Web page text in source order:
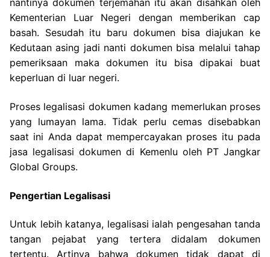
nantinya dokumen terjemahan itu akan disahkan oleh
Kementerian Luar Negeri dengan memberikan cap
basah. Sesudah itu baru dokumen bisa diajukan ke
Kedutaan asing jadi nanti dokumen bisa melalui tahap
pemeriksaan maka dokumen itu bisa dipakai buat
keperluan di luar negeri.
Proses legalisasi dokumen kadang memerlukan proses
yang lumayan lama. Tidak perlu cemas disebabkan
saat ini Anda dapat mempercayakan proses itu pada
jasa legalisasi dokumen di Kemenlu oleh PT Jangkar
Global Groups.
Pengertian Legalisasi
Untuk lebih katanya, legalisasi ialah pengesahan tanda
tangan pejabat yang tertera didalam dokumen
tertentu. Artinya bahwa dokumen tidak dapat di